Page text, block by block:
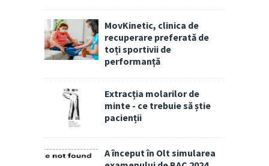
MovKinetic, clinica de
recuperare preferată de
toți sportivii de
performanță
Extracția molarilor de
minte - ce trebuie să știe
pacienții
A început în Olt simularea